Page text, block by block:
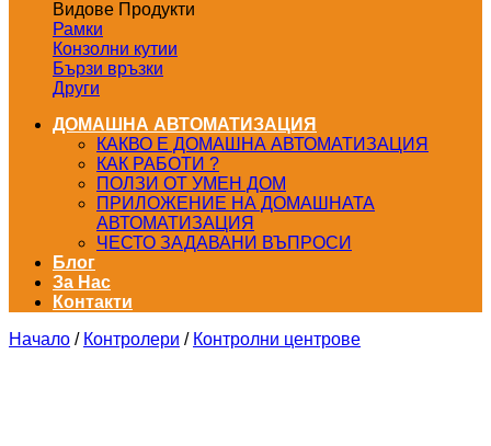
Видове Продукти
Рамки
Конзолни кутии
Бързи връзки
Други
ДОМАШНА АВТОМАТИЗАЦИЯ
КАКВО Е ДОМАШНА АВТОМАТИЗАЦИЯ
КАК РАБОТИ ?
ПОЛЗИ ОТ УМЕН ДОМ
ПРИЛОЖЕНИЕ НА ДОМАШНАТА
АВТОМАТИЗАЦИЯ
ЧЕСТО ЗАДАВАНИ ВЪПРОСИ
Блог
За Нас
Контакти
Начало / Контролери / Контролни центрове